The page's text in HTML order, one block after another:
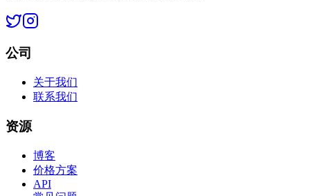
公司
关于我们
联系我们
资源
博客
价格方案
API